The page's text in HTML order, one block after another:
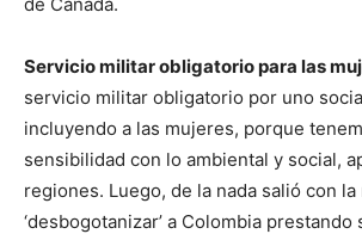
Servicio militar obligatorio para las
servicio militar obligatorio por uno
incluyendo a las mujeres, porque
sensibilidad con lo ambiental y social,
regiones. Luego, de la nada salió con
‘desbogotanizar’ a Colombia